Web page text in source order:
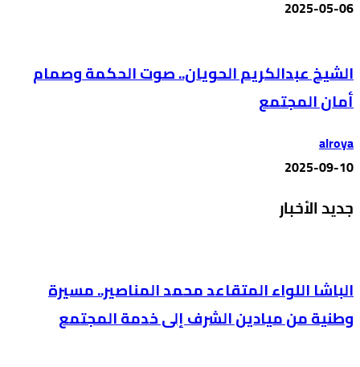
2025-05-06
الشيخ عبدالكريم الحويان.. صوت الحكمة وصمام
أمان المجتمع
alroya
2025-09-10
جديد الأخبار
الباشا اللواء المتقاعد محمد المناصير.. مسيرة
وطنية من ميادين الشرف إلى خدمة المجتمع